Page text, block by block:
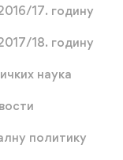
17. годину
18. годину
наука
политику